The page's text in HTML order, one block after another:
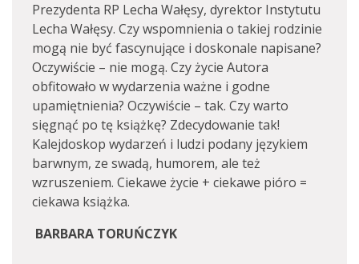
Prezydenta RP Lecha Wałęsy, dyrektor Instytutu
Lecha Wałęsy. Czy wspomnienia o takiej rodzinie
mogą nie być fascynujące i doskonale napisane?
Oczywiście – nie mogą. Czy życie Autora
obfitowało w wydarzenia ważne i godne
upamiętnienia? Oczywiście – tak. Czy warto
sięgnąć po tę książkę? Zdecydowanie tak!
Kalejdoskop wydarzeń i ludzi podany językiem
barwnym, ze swadą, humorem, ale też
wzruszeniem. Ciekawe życie + ciekawe pióro =
ciekawa książka.
BARBARA TORUŃCZYK